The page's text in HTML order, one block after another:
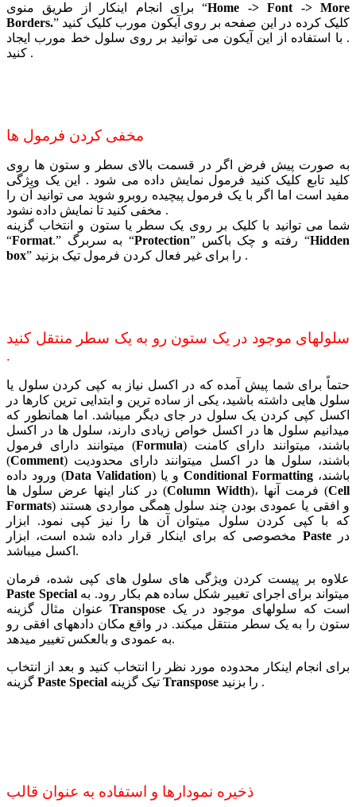
برای انجام اینکار از طریق منوی “Home -> Font -> More
Borders.” کلیک کرده در این صفحه بر روی آیکون مورب کلیک کنید
. با استفاده از این آیکون می توانید بر روی سلول خط مورب ایجاد
کنید .
مخفی کردن فرمول ها
به صورت پیش فرض اگر در قسمت بالای سطر و ستون ها روی
کلید تابع کلیک کنید فرمول نمایش داده می شود . این یک ویژگی
مفید است اما اگر با یک فرمول پیچیده روبرو شوید می توانید آن را
مخفی کنید تا نمایش داده نشود .
شما می توانید با کلیک بر روی یک سطر یا ستون و انتخاب گزینه
“Format .” به سربرگ “Protection ” رفته و چک باکس “Hidden
box
” را برای غیر فعال کردن فرمول تیک بزنید .
سلولهای موجود در یک ستون رو به یک سطر منتقل کنید
.
حتماً برای شما پیش آمده که در اکسل نیاز به کپی کردن سلول یا
سلول هایی داشته باشید، یکی از ساده ترین و ابتدایی ترین کارها در
اکسل کپی کردن یک سلول در جای دیگر میباشد. اما همانطور که
میدانیم سلول ها در اکسل خواص زیادی دارند، سلول ها در اکسل
میتوانند دارای فرمول (Formula) باشند، میتوانند دارای کامنت
(Comment) باشند، سلول ها در اکسل میتوانند دارای محدودیت
ورود داده (Data Validation Conditional Formatting
در کنار اینها عرض سلول ها (Column Width )، فرمت آنها (Cell
Formats) و افقی یا عمودی بودن چند سلول همگی مواردی هستند
که با کپی کردن سلول میتوان آن ها را نیز کپی نمود. ابزار
Paste
اکسل میباشد.
علاوه بر پیست کردن ویژگی های سلول های کپی شده، فرمان
Paste Specialمیتواند برای اجرای تغییر شکل ساده هم بکار رود. به
عنوان مثال گزینهTranspose
ستون را به یک سطر منتقل میکند. در واقع مکان داده‏های افقی رو
به عمودی و بالعکس تغییر میدهد.
برای انجام اینکار محدوده مورد نظر را انتخاب کنید و بعد از انتخاب
Paste Special Transpose را بزنید .
ذخیره نمودارها و استفاده به عنوان قالب